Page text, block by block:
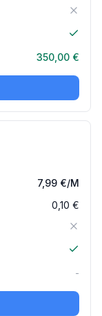
350,00 €
7,99 €/M
0,10 €
-